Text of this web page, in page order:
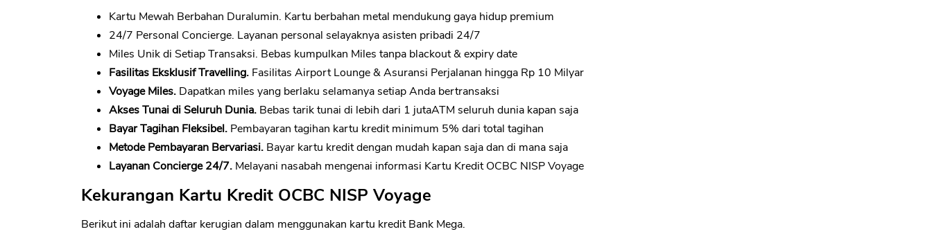
Kartu Mewah Berbahan Duralumin. Kartu berbahan metal mendukung gaya hidup premium
24/7 Personal Concierge. Layanan personal selayaknya asisten pribadi 24/7
Miles Unik di Setiap Transaksi. Bebas kumpulkan Miles tanpa blackout & expiry date
Fasilitas Eksklusif Travelling. Fasilitas Airport Lounge & Asuransi Perjalanan hingga Rp 10 Milyar
Voyage Miles. Dapatkan miles yang berlaku selamanya setiap Anda bertransaksi
Akses Tunai di Seluruh Dunia. Bebas tarik tunai di lebih dari 1 jutaATM seluruh dunia kapan saja
Bayar Tagihan Fleksibel. Pembayaran tagihan kartu kredit minimum 5% dari total tagihan
Metode Pembayaran Bervariasi. Bayar kartu kredit dengan mudah kapan saja dan di mana saja
Layanan Concierge 24/7. Melayani nasabah mengenai informasi Kartu Kredit OCBC NISP Voyage
Kekurangan Kartu Kredit OCBC NISP Voyage
Berikut ini adalah daftar kerugian dalam menggunakan kartu kredit Bank Mega.